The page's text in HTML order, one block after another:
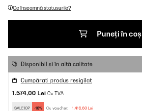
Ce înseamnă statusurile?
Puneți în coș
Disponibil și în altă calitate
Cumpărați produs resigilat
1.574,00 Lei Cu TVA
SALE10P -10% Cu voucher: 1.416,60 Lei